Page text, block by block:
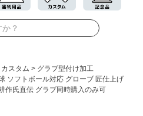
カスタム
グラブ型付け加工
ソフトボール対応 グローブ 匠仕上げ
作氏直伝 グラブ同時購入のみ可